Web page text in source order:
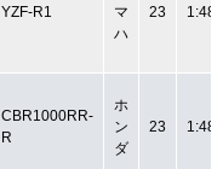
YZF-R1
マ
ハ
23
CBR1000RR-
R
ホ
ン
ダ
23